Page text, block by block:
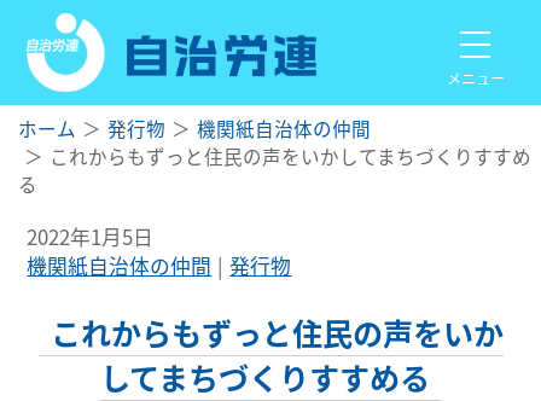
メニュー
ホーム 発行物
機関紙自治体の仲間
これからもずっと住民の声をいかしてまちづくりすすめ
る
2022年1月5日
機関紙自治体の仲間
発行物
これからもずっと住民の声をいか
してまちづくりすすめる